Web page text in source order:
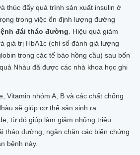
thúc đẩy quá trình sản xuất insulin ở
trong việc ổn định lượng đường
đái tháo đường . Hiệu quả giảm
giá trị HbA1c (chỉ số đánh giá lượng
trong các tế bào hồng cầu) sau bốn
Nhàu đã được các nhà khoa học ghi
Vitamin nhóm A, B và các chất chống
sẽ giúp cơ thể sản sinh ra
từ đó giúp làm giảm những triệu
tháo đường, ngăn chặn các biến chứng
bệnh này.